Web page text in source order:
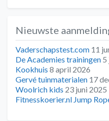
Nieuwste
Vaderschapstest.com 11
De Academies trainingen 5
Kookhuis 8 april 2026
Gervé tuinmaterialen 17
Woolrich kids 23 juni 2025
Fitnesskoerier.nl Jump